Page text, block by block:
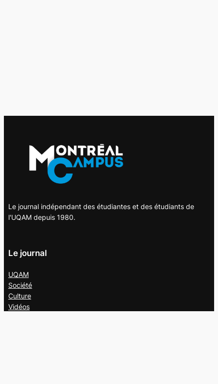
Le journal indépendant des étudiantes et des étudiants de
l'UQAM depuis 1980.
Le journal
UQAM
Société
Culture
Vidéos